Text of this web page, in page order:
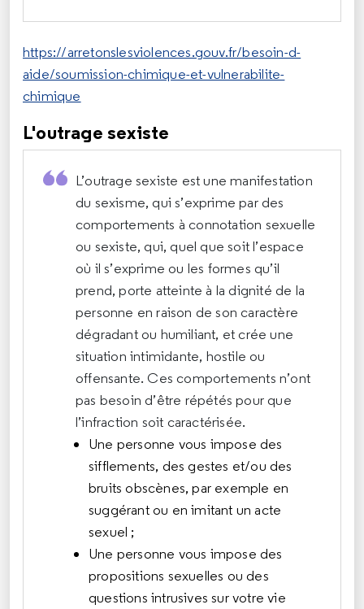
https://arretonslesviolences.gouv.fr/besoin-d-
aide/soumission-chimique-et-vulnerabilite-
chimique
L'outrage sexiste
L’outrage sexiste est une manifestation
du sexisme, qui s’exprime par des
comportements à connotation sexuelle
ou sexiste, qui, quel que soit l’espace
où il s’exprime ou les formes qu’il
prend, porte atteinte à la dignité de la
personne en raison de son caractère
dégradant ou humiliant, et crée une
situation intimidante, hostile ou
offensante. Ces comportements n’ont
pas besoin d’être répétés pour que
l’infraction soit caractérisée.
Une personne vous impose des
sifflements, des gestes et/ou des
bruits obscènes, par exemple en
suggérant ou en imitant un acte
sexuel ;
Une personne vous impose des
propositions sexuelles ou des
questions intrusives sur votre vie